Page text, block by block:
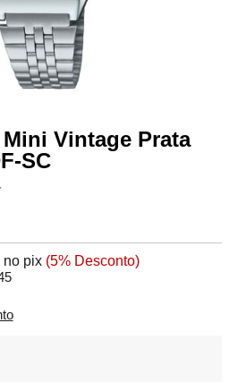
Vintage Prata
SC
no pix (5% Desconto)